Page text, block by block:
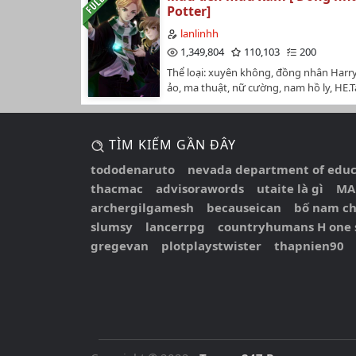
hay nội dung truyện thì hãy lướt qua
đừng gieo lời cay đắng ♥️…
nữa, mỗi ngày đều phải tiêu tiền trong
thống: Tiểu tỷ tỷ, không nên tùy tiện
vô địch! (▼皿▼#)Hệ thống: Chúng ta
mục tiêu nhỏ, trước tiêu hết một trăm
Tranh: Phá sản cái gì, còn nữa, tên nam
thể hiểu thấu này là thế nào? Đừng
muốn đi chinh phục thế giới!Nam chính
nhanh chóng đổi tên ) Ta họ Thế tên
hiểu một chút đi #…
vì vị hôn phu phản bội, cô phải vội vã
rễ để hoàn thành hôn lễ, cho cha một
Bởi vì cô nhìn anh, ngồi lên anh, anh
Cuộc hôn nhân bất ngờ, với ý tưởng
này tất nhiên phải làm. . . . . . ---**--- Kiều
là một người thần bí. Ngoài có một tập
đến từ các nước khác cũng phải cúi đầu
anh. Lại nghe đồn, lòng dạ của Kiều Trác
cùng ác độc. Bên ngoài cười như gió
lại làm nhiều truyện không bằng cầm
Bối không ngờ rằng, mình sẽ nhìn thấy
nhận kết hôn của vị hôn phu từ chỗ chị
dữ, kéo Kiều Trác Phàm mà người
đã sợ mất mật làm chú rễ, vì để hả giận.
Potter]
lanlinhh
1,349,804
110,103
200
Thể loại: xuyên không, đồng nhân
ảo, ma thuật, nữ cường, nam hồ ly,
Bán LiênConvertor: U Tịch CốcEditor:
KhuyênThể loại:Ngôn Tình, Huyền
này thay đổi cách nhìn mọi thứ trong
thấy mình lại thích Draco hơn hẳn
đọc và cảm nhận nhé.Tại Slytherin, tôi
mộng hão huyền khiêm tốn để làm cho
không chú ý tới...Tôi thật ngốc, ngốc
tôi cũng rất khiêm tốn chính là tôi đã
mạnh không có, sẽ không đạt được tôn
có.Cường giả được coi trọng, kẻ yếu
sống trong Slytherin chưa?Tôi cuối
TÌM KIẾM GẦN ĐÂY
tododenaruto nevada department of
thacmac
advisorawords utaite là gì
archergilgamesh
becauseican bố nam
slumsy
lancerrpg countryhumans H one
gregevan
plotplaystwister thapnien90